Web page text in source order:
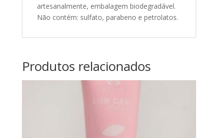
artesanalmente, embalagem biodegradável.
Não contém: sulfato, parabeno e petrolatos.
Produtos relacionados